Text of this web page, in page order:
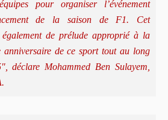
pour organiser l’événement
de la saison de F1. Cet
également de prélude approprié à la
anniversaire de ce sport tout au long
déclare Mohammed Ben Sulayem,